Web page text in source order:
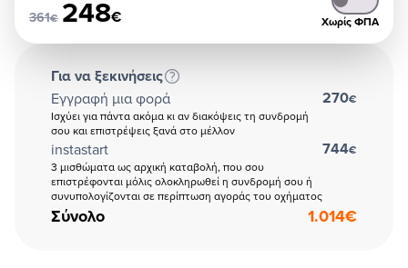
361€ 248€ Χωρίς ΦΠΑ
Για να ξεκινήσεις
Εγγραφή μια φορά
Ισχύει για πάντα ακόμα κι αν διακόψεις τη συνδρομή
σου και επιστρέψεις ξανά στο μέλλον
270€
instastart
3 μισθώματα ως αρχική καταβολή, που σου
επιστρέφονται μόλις ολοκληρωθεί η συνδρομή σου ή
συνυπολογίζονται σε περίπτωση αγοράς του οχήματος
744€
Σύνολο 1.014€